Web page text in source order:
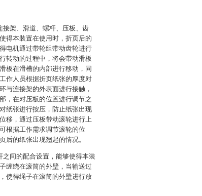
接架、滑道、螺杆、压板、齿
得本装置在使用时，折页后的
电机通过带轮组带动齿轮进行
转动的过程中，将会带动滑板
板在滑槽的内部进行移动，同
作人员根据折页纸张的厚度对
与连接架的外表面进行接触，
，在对压板的位置进行调节之
纸张进行按压，防止纸张出现
移，通过压板带动滚轮进行上
根据工作需求调节滚轮的位
后的纸张出现翘起的情况。
间的配合设置，能够使得本装
缠绕在滚筒的外壁，当输送过
使得绳子在滚筒的外壁进行放